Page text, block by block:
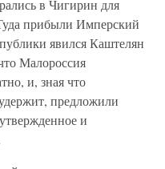
в Чигирин для
прибыли Имперский
явился Каштелян
Малороссия
и, зная что
предложили
и